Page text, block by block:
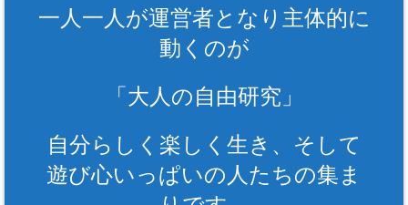
一人一人が運営者となり主体的に
動くのが
「大人の自由研究」
自分らしく楽しく生き、そして
遊び心いっぱいの人たちの集ま